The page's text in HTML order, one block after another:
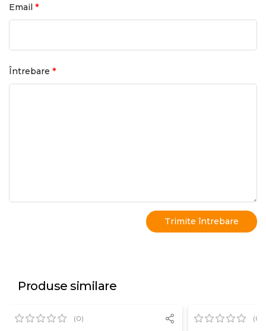
Email *
Întrebare *
Produse similare
(0) (0)